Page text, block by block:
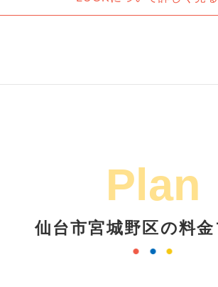
Plan
仙台市宮城野区の料